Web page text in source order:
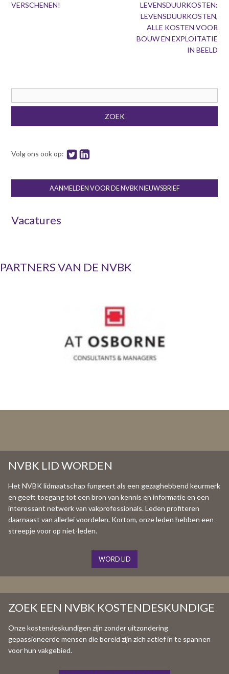
VERSCHENEN!
LEVENSDUURKOSTEN:
LEVENSDUURKOSTEN,
ALLE KOSTEN VOOR
BOUW EN EXPLOITATIE
IN BEELD
ZOEK
Volg ons ook op:
AANMELDEN VOOR DE NVBK NIEUWSBRIEF
Vacatures
PARTNERS VAN DE NVBK
NVBK LID WORDEN
Het NVBK lidmaatschap fungeert als een gezaghebbend keurmerk
en geeft toegang tot een bron van kennis en informatie en een
interessant netwerk van vakprofessionals. Leden profiteren
daarnaast van allerlei voordelen. Kortom, onze leden hebben een
streepje voor op niet-leden.
WORD LID
ZOEK EEN NVBK KOSTENDESKUNDIGE
Onze kostendeskundigen zijn zonder uitzondering
gepassioneerde mensen die bereid zijn zich actief in te spannen
voor hun vakgebied.